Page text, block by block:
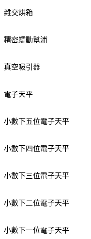
雜交烘箱
精密蠕動幫浦
真空吸引器
電子天平
小數下五位電子天平
小數下四位電子天平
小數下三位電子天平
小數下二位電子天平
小數下一位電子天平